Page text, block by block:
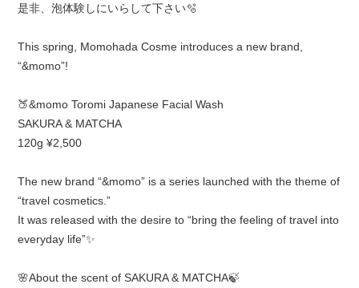
是非、泡体験しにいらして下さい🫧
This spring, Momohada Cosme introduces a new brand,
“&momo”!
🍑&momo Toromi Japanese Facial Wash
SAKURA & MATCHA
120g ¥2,500
The new brand “&momo” is a series launched with the theme of
“travel cosmetics.”
It was released with the desire to “bring the feeling of travel into
everyday life”✨
🌸About the scent of SAKURA & MATCHA🍃